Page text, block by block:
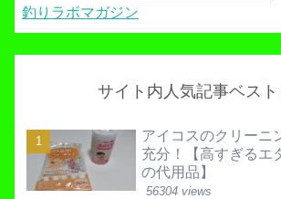
釣りラボマガジン
サイト内人気記事ベスト
アイコスのクリーニ
充分！【高すぎるエ
の代用品】
56304 views